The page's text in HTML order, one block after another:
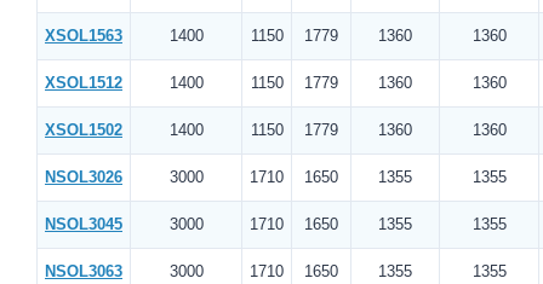
XSOL1563 1400 1150 1779 1360 1360
XSOL1512 1400 1150 1779 1360 1360
XSOL1502 1400 1150 1779 1360 1360
NSOL3026 3000 1710 1650 1355 1355
NSOL3045 3000 1710 1650 1355 1355
NSOL3063 3000 1710 1650 1355 1355